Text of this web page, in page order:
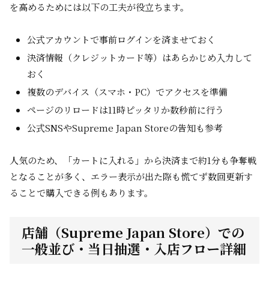
を高めるためには以下の工夫が役立ちます。
公式アカウントで事前ログインを済ませておく
決済情報（クレジットカード等）はあらかじめ入力して
おく
複数のデバイス（スマホ・PC）でアクセスを準備
ページのリロードは11時ピッタリか数秒前に行う
公式SNSやSupreme Japan Storeの告知も参考
人気のため、「カートに入れる」から決済まで約1分も争奪戦
となることが多く、エラー表示が出た際も慌てず数回更新す
ることで購入できる例もあります。
店舗（Supreme Japan Store）での
一般並び・当日抽選・入店フロー詳細